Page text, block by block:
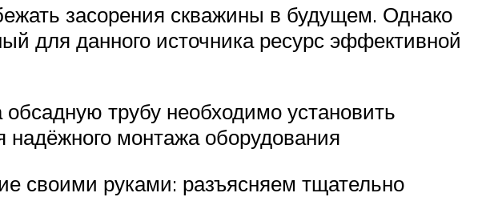
засорения скважины в будущем. Однако
для данного источника ресурс эффективной
трубу необходимо установить
монтажа оборудования
своими руками: разъясняем тщательно